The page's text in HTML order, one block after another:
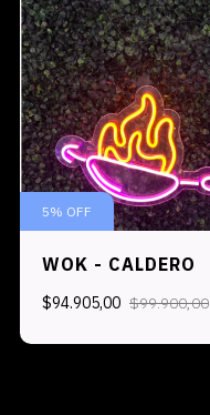
5% OFF
WOK - CALDERO
$94.905,00 $99.900,00